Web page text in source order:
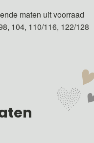
maten uit voorraad
104, 110/116, 122/128